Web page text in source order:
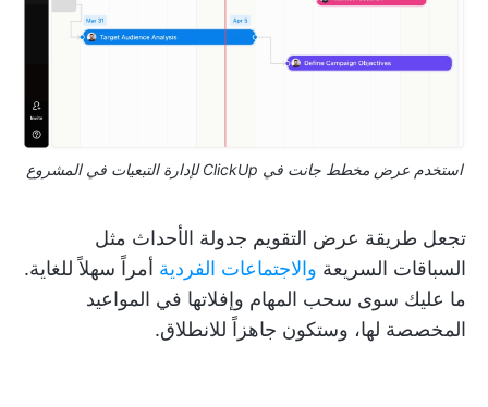
استخدم عرض مخطط جانت في ClickUp لإدارة التبعيات في المشروع
تجعل طريقة عرض التقويم جدولة الأحداث مثل
السباقات السريعة والاجتماعات الفردية أمراً سهلاً للغاية.
ما عليك سوى سحب المهام وإفلاتها في المواعيد
المخصصة لها، وستكون جاهزاً للانطلاق.